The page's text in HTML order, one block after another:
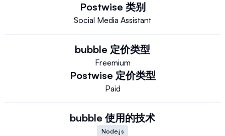
Postwise 类别
Social Media Assistant
bubble 定价类型
Freemium
Postwise 定价类型
Paid
bubble 使用的技术
Node.js